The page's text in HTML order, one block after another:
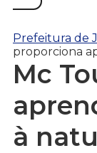
Prefeitura de
proporciona
Mc
à